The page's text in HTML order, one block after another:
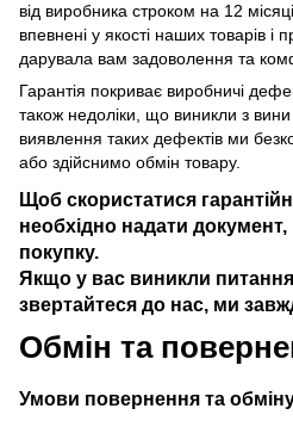
від виробника строком на 12
впевнені у якості наших товарів
дарувала вам задоволення та
Гарантія покриває виробничі
також недоліки, що виникли з
виявлення таких дефектів ми
або здійснимо обмін товару.
Щоб скористатися
необхідно надати
покупку.
Якщо у вас виникли
звертайтеся до нас, ми
Обмін та
Умови повернення та